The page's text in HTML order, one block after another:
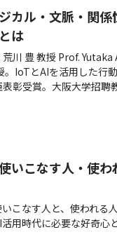
カル・文脈・関
は
川 豊 教授 Prof.
。IoTとAIを活用した行
表彰受賞。大阪大学招聘
いこなす人・使
こなす人と、使われる
用時代に必要な好奇心